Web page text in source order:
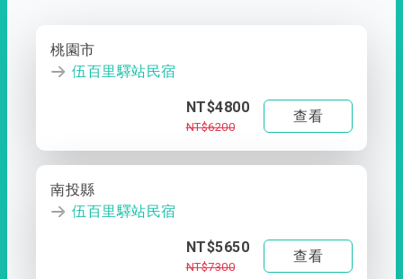
桃園市
伍百里驛站民宿
NT$4800
NT$6200
查看
南投縣
伍百里驛站民宿
NT$5650
NT$7300
查看